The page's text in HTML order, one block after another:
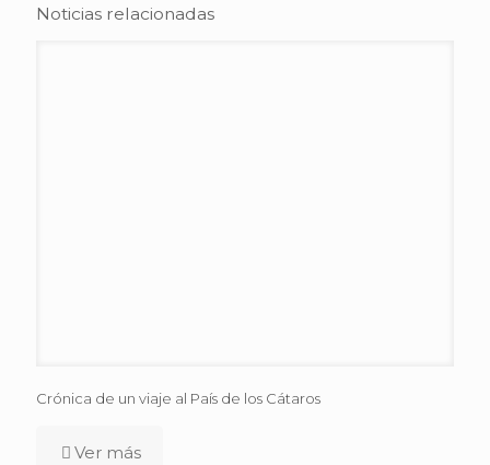
Noticias relacionadas
Crónica de un viaje al País de los Cátaros
Ver más